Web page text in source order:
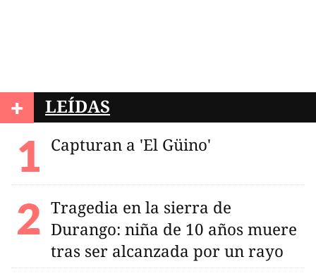
+ LEÍDAS
Capturan a 'El Güino'
Tragedia en la sierra de
Durango: niña de 10 años muere
tras ser alcanzada por un rayo